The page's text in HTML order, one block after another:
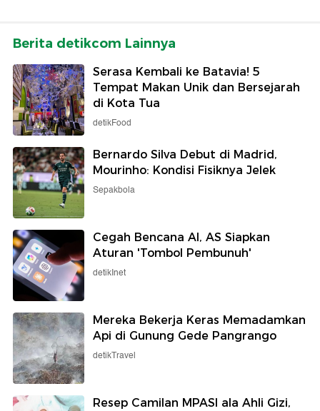
Berita detikcom Lainnya
Serasa Kembali ke Batavia! 5
Tempat Makan Unik dan Bersejarah
di Kota Tua
detikFood
Bernardo Silva Debut di Madrid,
Mourinho: Kondisi Fisiknya Jelek
Sepakbola
Cegah Bencana AI, AS Siapkan
Aturan 'Tombol Pembunuh'
detikInet
Mereka Bekerja Keras Memadamkan
Api di Gunung Gede Pangrango
detikTravel
Resep Camilan MPASI ala Ahli Gizi,